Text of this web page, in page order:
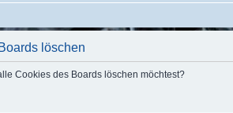
löschen
Cookies des Boards löschen möchtest?